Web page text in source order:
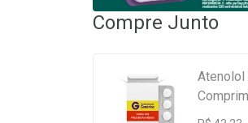
Compre Junto
Atenolol